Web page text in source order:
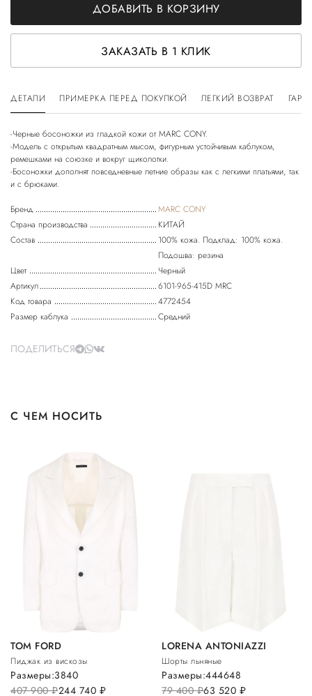
ДОБАВИТЬ В КОРЗИНУ
ЗАКАЗАТЬ В 1 КЛИК
ДЕТАЛИ ПРИМЕРКА ПЕРЕД ПОКУПКОЙ ЛЕГКИЙ ВОЗВРАТ
-Черные босоножки из гладкой кожи от MARC CONY.
-Модель с открытым квадратным мысом, фигурным устойчивым каблуком,
ремешками на союзке и вокруг щиколотки.
-Босоножки дополнят повседневные летние образы как с легкими платьями, так
Бренд
MARC CONY
Страна производства
КИТАЙ
Состав
100% кожа. Подклад: 100% кожа.
Подошва: резина
Цвет
Черный
Артикул
6101-965-415D MRC
Код товара
4772454
Размер каблука
Средний
ПОДЕЛИТЬСЯ
С ЧЕМ НОСИТЬ
TOM FORD
Пиджак из вискозы
407 900руб.244 740 руб.
Размеры:3840
LORENA ANTONIAZZI
Шорты льняные
79 400руб.63 520 руб.
Размеры:444648